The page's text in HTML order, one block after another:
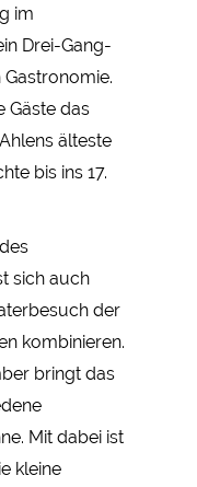
im
Drei-Gang-
Gäste das
älteste
bis ins 17.
sich auch
der
kombinieren.
bringt das
Mit dabei ist
kleine